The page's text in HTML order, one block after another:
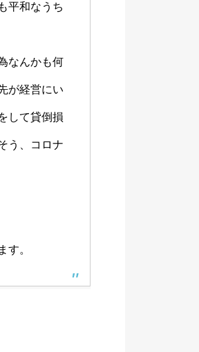
平和なうち
なんかも何
が経営にい
して貸倒損
う、コロナ
す。